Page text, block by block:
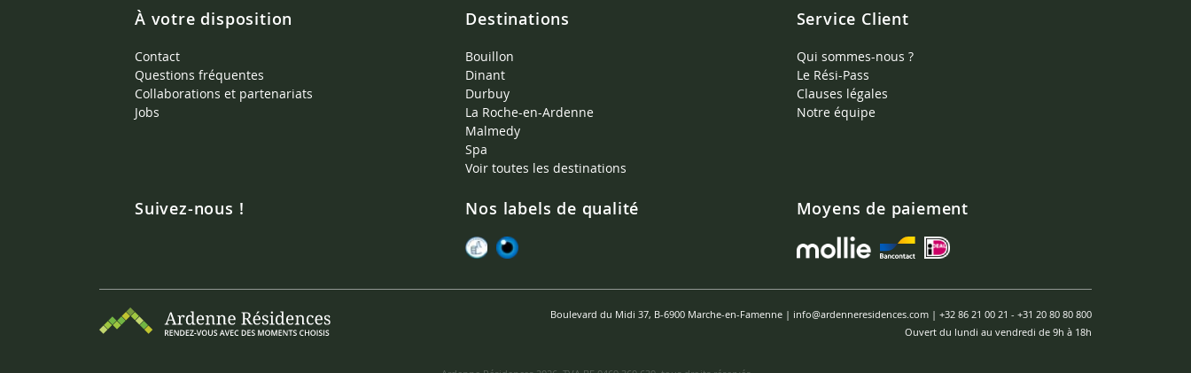
À votre disposition
Contact
Questions fréquentes
Collaborations et partenariats
Jobs
Destinations
Bouillon
Dinant
Durbuy
La Roche-en-Ardenne
Malmedy
Spa
Voir toutes les destinations
Service Client
Qui sommes-nous ?
Le Rési-Pass
Clauses légales
Notre équipe
Suivez-nous ! Nos labels de qualité Moyens de paiement
Boulevard du Midi 37, B-6900 Marche-en-Famenne | info@ardenneresidences.com| +32 86 21 00 21 - +31 20 80 80 800
Ouvert du lundi au vendredi de 9h à 18h